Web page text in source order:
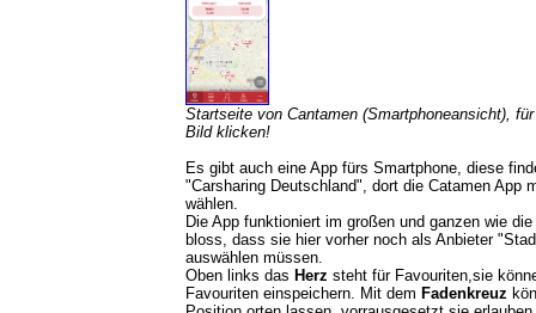
Startseite von Cantamen (Smartphoneansicht),
Bild klicken!
Es gibt auch eine App fürs Smartphone, diese
"Carsharing Deutschland", dort die Catamen App
wählen.
Die App funktioniert im großen und ganzen wie
bloss, dass sie hier vorher noch als Anbieter
auswählen müssen.
Oben links das Herz steht für Favouriten,sie
Favouriten einspeichern. Mit dem Fadenkreuz